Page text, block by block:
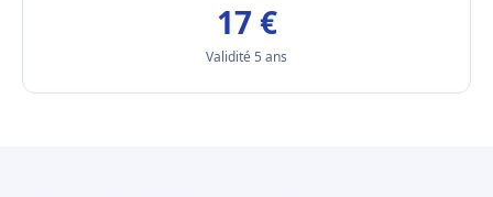
17 €
Validité 5 ans